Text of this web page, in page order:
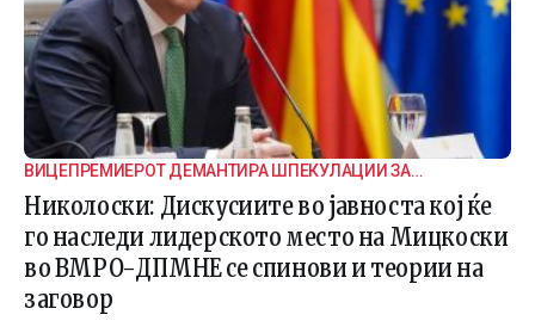
ВИЦЕПРЕМИЕРОТ ДЕМАНТИРА ШПЕКУЛАЦИИ ЗА
ВНАТРЕПАРТИСКИ ПОДЕЛБИ
Николоски: Дискусиите во јавноста кој ќе
го наследи лидерското место на Мицкоски
во ВМРО-ДПМНЕ се спинови и теории на
заговор